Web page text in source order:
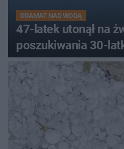
DRAMAT NAD WODĄ
47-latek utonął na
poszukiwania 30-